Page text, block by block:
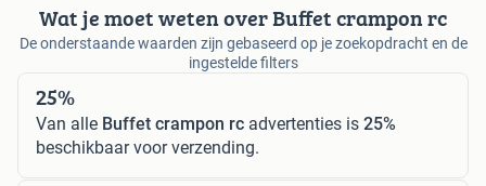
Wat je moet weten over Buffet crampon rc
De onderstaande waarden zijn gebaseerd op je zoekopdracht en de
ingestelde filters
25%
Van alle Buffet crampon rc advertenties is 25%
beschikbaar voor verzending.